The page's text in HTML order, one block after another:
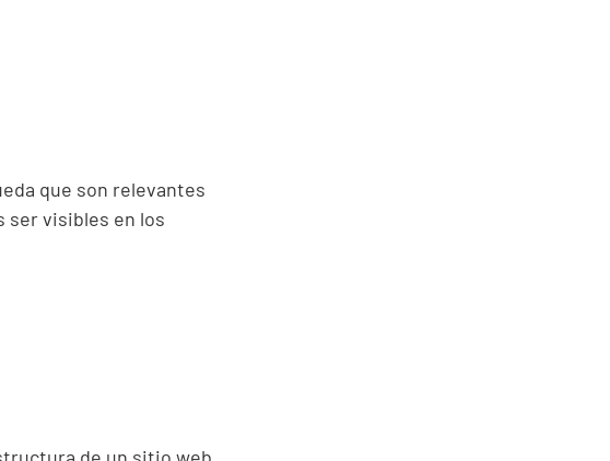
que son relevantes
ser visibles en los
de un sitio web